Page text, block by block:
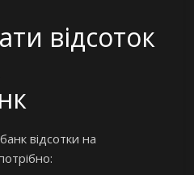
відсоток
відсотки на